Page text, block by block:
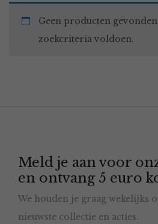
Geen producten
zoekcriteria voldoen.
Meld je aan voor
en ontvang 5 euro
We houden je graag wekelijks
nieuwste collectie en acties.